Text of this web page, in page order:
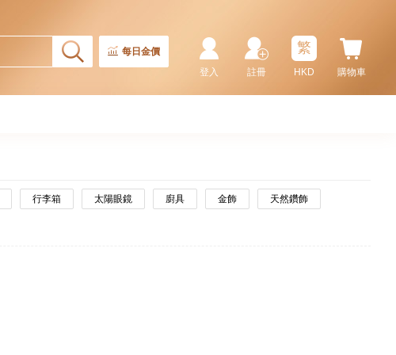
每日金價
購物車
繁
HKD
註冊
登入
行李箱 太陽眼鏡 廚具 金飾 天然鑽飾